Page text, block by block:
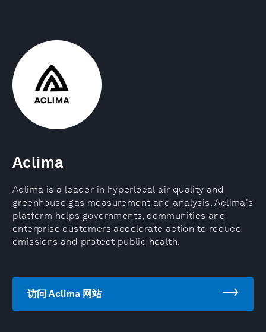
Aclima
Aclima is a leader in hyperlocal air quality and
greenhouse gas measurement and analysis. Aclima's
platform helps governments, communities and
enterprise customers accelerate action to reduce
emissions and protect public health.
访问 Aclima 网站